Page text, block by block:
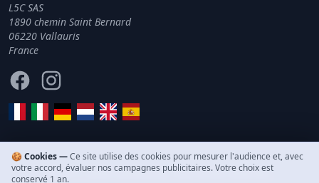
L5C SAS
1890 chemin Saint Bernard
06220 Vallauris
France
FacebookInstagram
© 2011–2026 CadeauCity. Tous droits réservés.
🍪 Cookies —Ce site utilise des cookies pour mesurer l'audience et, avec
votre accord, évaluer nos campagnes publicitaires. Votre choix est
conservé 1 an.